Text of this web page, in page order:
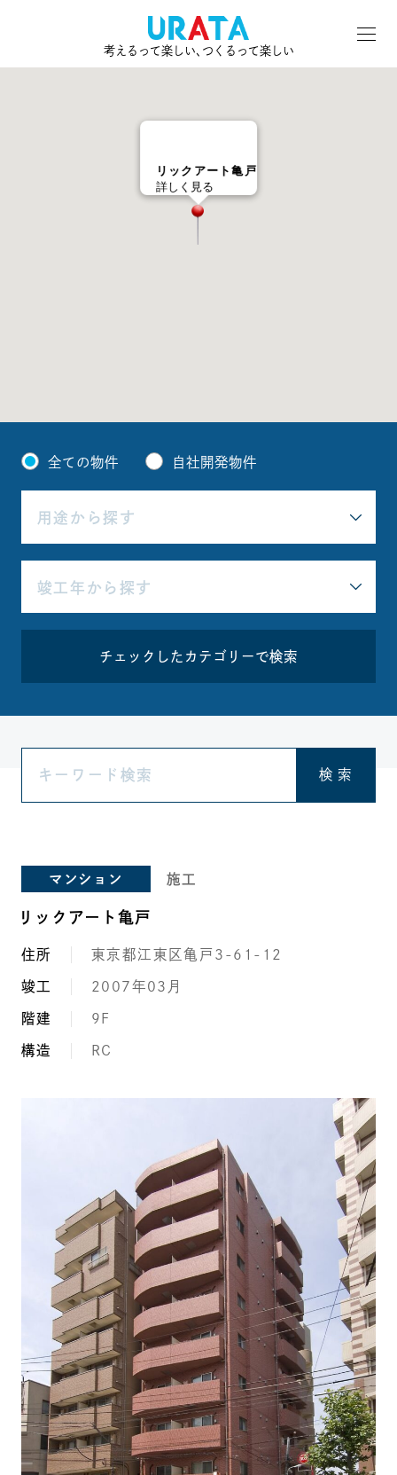
考えるって楽しい､つくるって楽しい
リックアート亀戸
詳しく見る
全ての物件 自社開発物件
チェックしたカテゴリーで検索
検 索
マンション 施工
リックアート亀戸
住所 東京都江東区亀戸3-61-12
竣工 2007年03月
階建 9F
構造 RC